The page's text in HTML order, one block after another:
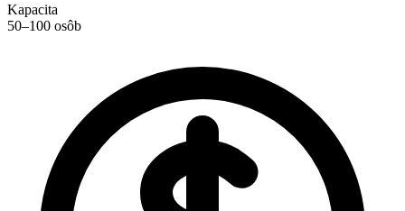
Kapacita
50–100 osôb